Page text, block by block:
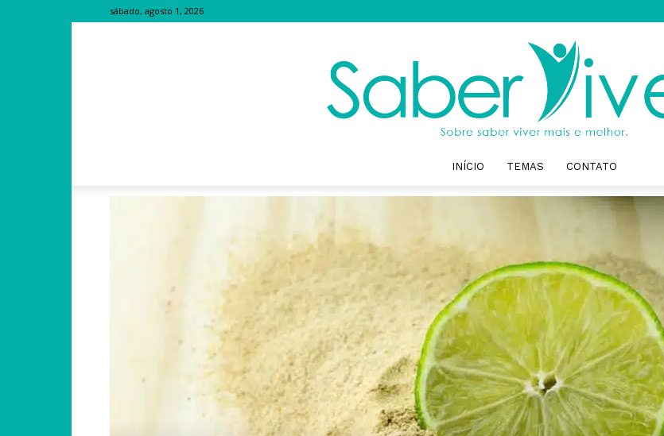
sábado, agosto 1, 2026
Saber
Viver
Mais
INÍCIO TEMAS CONTATO